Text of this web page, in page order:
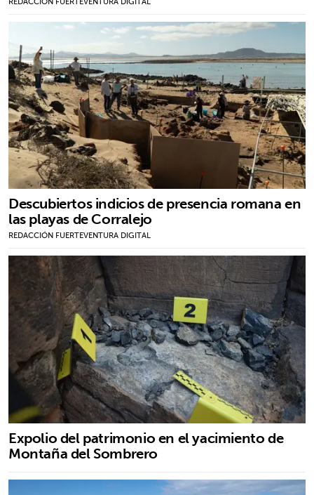
Descubiertos indicios de presencia romana en
las playas de Corralejo
REDACCIÓN FUERTEVENTURA DIGITAL
Expolio del patrimonio en el yacimiento de
Montaña del Sombrero